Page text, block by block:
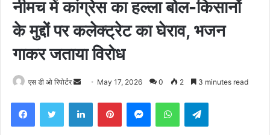
नीमच में कांग्रेस का हल्ला बोल-किसानों
के मुद्दों पर कलेक्ट्रेट का घेराव, भजन
गाकर जताया विरोध
एस डी ओ रिपोर्टर
Send May 17, 2026 0 2 3 minutes read
FacebookTwitter LinkedInPinterestMessengerWhatsAppTelegram